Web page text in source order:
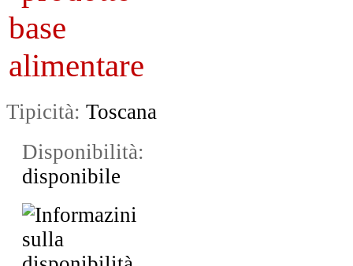
Tipicità: Toscana
Disponibilità:
disponibile